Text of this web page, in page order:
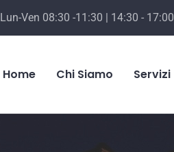
Lun-Ven 08:30 -11:30 | 14:30 - 17:00
Home Chi Siamo Servizi